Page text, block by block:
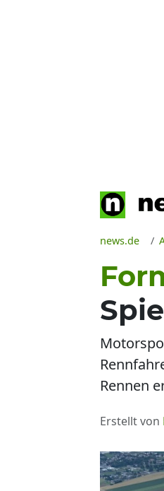
news.de
Rennen
Erstellt von